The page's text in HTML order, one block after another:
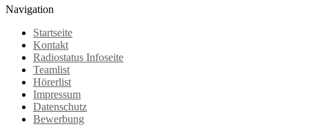
Navigation
Startseite
Kontakt
Radiostatus Infoseite
Teamlist
Hörerlist
Impressum
Datenschutz
Bewerbung